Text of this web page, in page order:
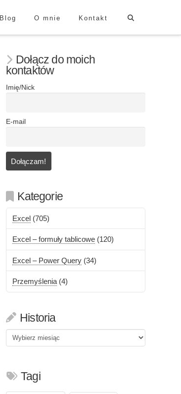
Blog O mnie Kontakt
Dołącz do moich
kontaktów
Imię/Nick
E-mail
Kategorie
Excel (705)
Excel – formuły tablicowe (120)
Excel – Power Query (34)
Przemyślenia (4)
Historia
Historia
Tagi